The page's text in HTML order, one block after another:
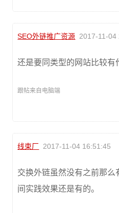
SEO外链推广资源 2017-11-04
还是要同类型的网站比较有
跟帖来自电脑端
线束厂 2017-11-04 16:51:45
交换外链虽然没有之前那
间实践效果还是有的。